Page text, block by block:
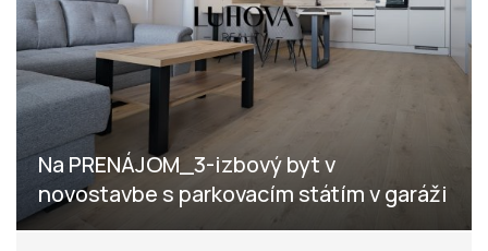
Na PRENÁJOM_3-izbový byt v
novostavbe s parkovacím státím v garáži